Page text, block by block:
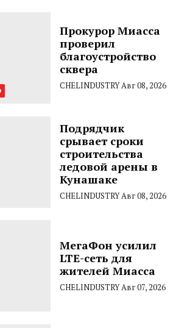
Прокурор Миасса
проверил
благоустройство
сквера
CHELINDUSTRYАвг 08, 2026
Подрядчик
срывает сроки
строительства
ледовой арены в
Кунашаке
CHELINDUSTRYАвг 08, 2026
МегаФон усилил
LTE-сеть для
жителей Миасса
CHELINDUSTRYАвг 07, 2026